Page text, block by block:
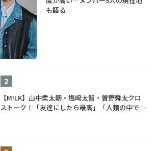
も語る
【M!LK】山中柔太朗・塩﨑太智・曽野舜太クロ
ストーク！「友達にしたら最高」「人類の中で桁